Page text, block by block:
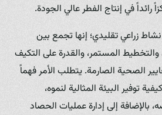
رائداً في إنتاج الفطر عالي الجودة.
زراعي تقليدي؛ إنها تجمع بين
والتخطيط المستمر، والقدرة على التكيف
الصحية الصارمة. يتطلب الأمر فهماً
توفير البيئة المثالية لنموه،
بالإضافة إلى إدارة عمليات الحصاد